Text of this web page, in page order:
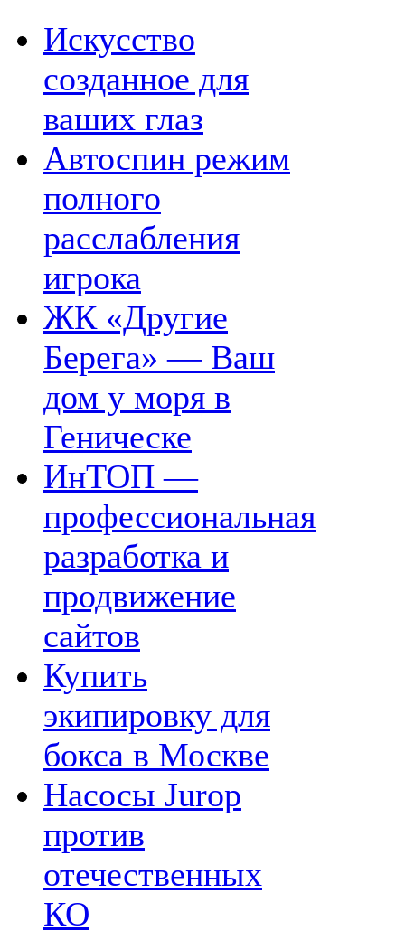
Искусство
созданное для
ваших глаз
Автоспин режим
полного
расслабления
игрока
ЖК «Другие
Берега» — Ваш
дом у моря в
Геническе
ИнТОП —
профессиональная
разработка и
продвижение
сайтов
Купить
экипировку для
бокса в Москве
Насосы Jurop
против
отечественных
КО